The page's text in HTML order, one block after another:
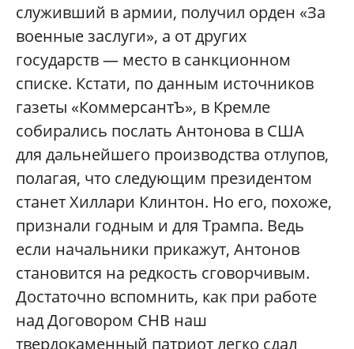
служивший в армии, получил орден «За
военные заслуги», а от других
государств — место в санкционном
списке. Кстати, по данным источников
газеты «КоммерсантЪ», в Кремле
собирались послать Антонова в США
для дальнейшего производства отлупов,
полагая, что следующим президентом
станет Хиллари Клинтон. Но его, похоже,
признали годным и для Трампа. Ведь
если начальники прикажут, Антонов
становится на редкость сговорчивым.
Достаточно вспомнить, как при работе
над Договором СНВ наш
твердокаменный патриот легко сдал